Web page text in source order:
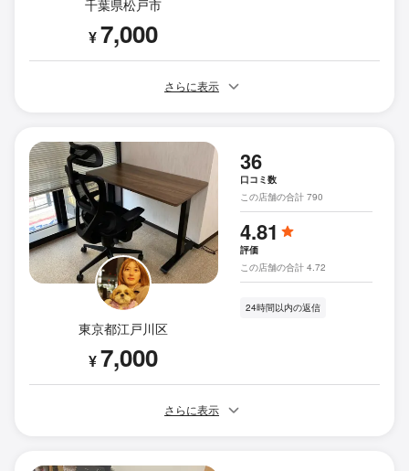
千葉県松戸市
¥7,000
さらに表示
東京都江戸川区
¥7,000
36
口コミ数
この店舗の合計 790
4.81
評価
この店舗の合計 4.72
24時間以内の返信
さらに表示